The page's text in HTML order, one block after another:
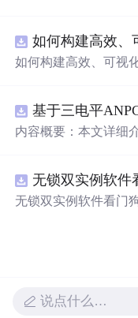
原创与授权声明。运
或开源项目源码、
他受限素材。
复现合成示例、离线
真实运行效果图、
日志或其他受限素材
如何构建高效、
如何构建高效、可视
内容概要：本文详细
能系统并网的
究成果，涵盖了逆变
的科研人员与工程技
无锁双实例软件看门
说点什么…